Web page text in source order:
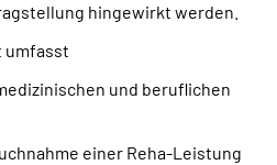
(DGS)
hingewirkt werden.
umfasst
und beruflichen
einer Reha-Leistung